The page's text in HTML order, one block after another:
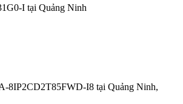
I tại Quảng Ninh
8IP2CD2T85FWD-I8 tại Quảng Ninh,